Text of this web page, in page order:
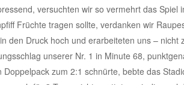
versuchten wir so vermehrt das Spiel
Früchte tragen sollte, verdanken wir
den Druck hoch und erarbeiteten uns – nicht
unserer Nr. 1 in Minute 68,
zum 2:1 schnürte, bebte das